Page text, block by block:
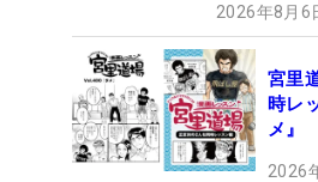
2026年8月6
宮里
時レ
メ』
2026